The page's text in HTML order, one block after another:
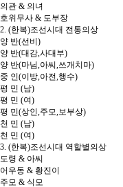
의관 & 의녀
호위무사 & 도부장
2. (한복)조선시대 전통의상
양 반(선비)
양 반(대감,사대부)
양 반(마님,아씨,쓰개치마)
중 인(이방,아전,행수)
평 민 (남)
평 민 (여)
평 민(상인,주모,보부상)
천 민 (남)
천 민 (여)
3. (한복)조선시대 역할별의상
도령 & 아씨
어우동 & 황진이
주모 & 식모